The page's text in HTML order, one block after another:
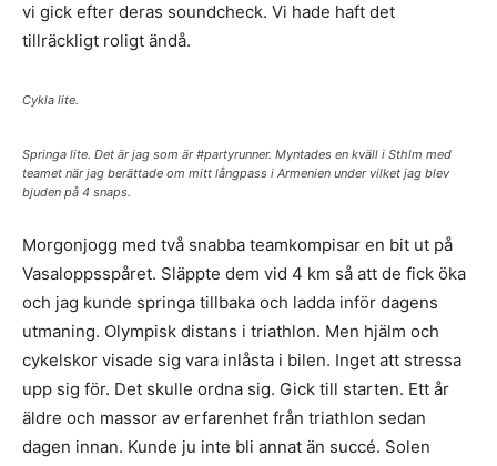
vi gick efter deras soundcheck. Vi hade haft det
tillräckligt roligt ändå.
Cykla lite.
Springa lite. Det är jag som är #partyrunner. Myntades en kväll i Sthlm med
teamet när jag berättade om mitt långpass i Armenien under vilket jag blev
bjuden på 4 snaps.
Morgonjogg med två snabba teamkompisar en bit ut på
Vasaloppsspåret. Släppte dem vid 4 km så att de fick öka
och jag kunde springa tillbaka och ladda inför dagens
utmaning. Olympisk distans i triathlon. Men hjälm och
cykelskor visade sig vara inlåsta i bilen. Inget att stressa
upp sig för. Det skulle ordna sig. Gick till starten. Ett år
äldre och massor av erfarenhet från triathlon sedan
dagen innan. Kunde ju inte bli annat än succé. Solen